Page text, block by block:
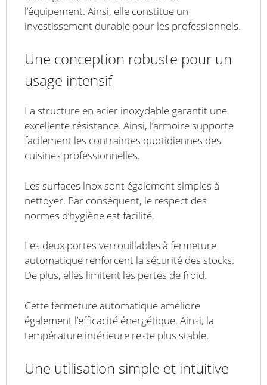
l’équipement. Ainsi, elle constitue un
investissement durable pour les professionnels.
Une conception robuste pour un
usage intensif
La structure en acier inoxydable garantit une
excellente résistance. Ainsi, l’armoire supporte
facilement les contraintes quotidiennes des
cuisines professionnelles.
Les surfaces inox sont également simples à
nettoyer. Par conséquent, le respect des
normes d’hygiène est facilité.
Les deux portes verrouillables à fermeture
automatique renforcent la sécurité des stocks.
De plus, elles limitent les pertes de froid.
Cette fermeture automatique améliore
également l’efficacité énergétique. Ainsi, la
température intérieure reste plus stable.
Une utilisation simple et intuitive